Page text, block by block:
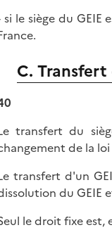
si le siège du
C. Transfert
transfert du
de la
transfert d'un
du GEIE
le droit fixe est,